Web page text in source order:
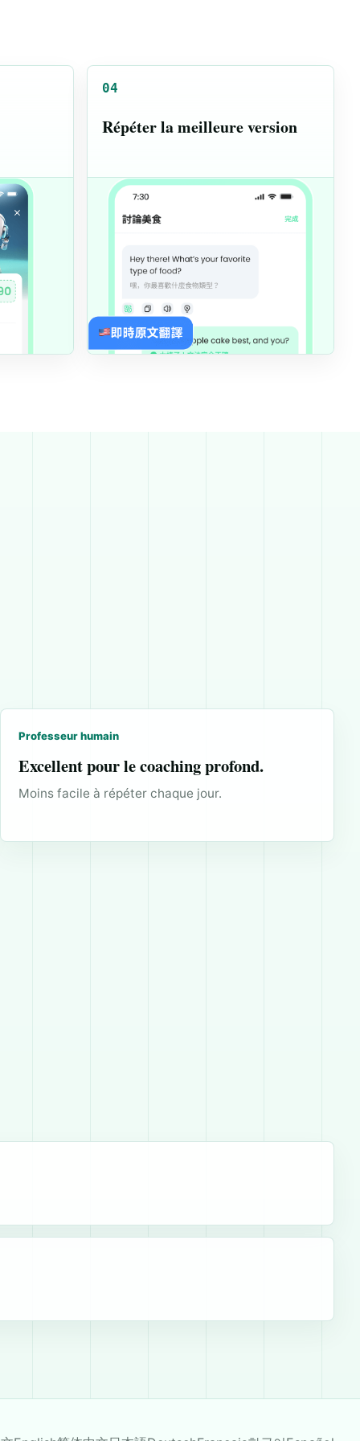
04
Répéter la meilleure version
Professeur humain
Excellent pour le coaching profond.
Moins facile à répéter chaque jour.